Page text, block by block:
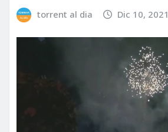
torrent al dia Dic 10, 2021